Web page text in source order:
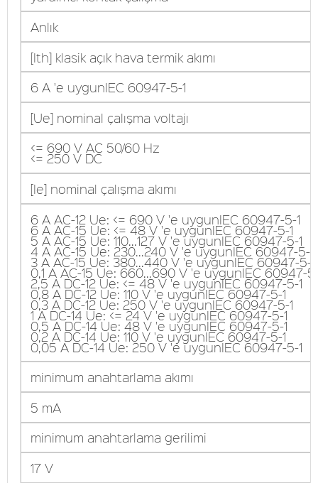
Anlık
[Ith] klasik açık hava termik akımı
6 A 'e uygunIEC 60947-5-1
[Ue] nominal çalışma voltajı
<= 690 V AC 50/60 Hz
<= 250 V DC
[Ie] nominal çalışma akımı
6 A AC-12 Ue: <= 690 V 'e uygunIEC 60947-5-1
6 A AC-15 Ue: <= 48 V 'e uygunIEC 60947-5-1
5 A AC-15 Ue: 110...127 V 'e uygunIEC 60947-5-1
4 A AC-15 Ue: 230...240 V 'e uygunIEC 60947-5-1
3 A AC-15 Ue: 380...440 V 'e uygunIEC 60947-5-1
0,1 A AC-15 Ue: 660...690 V 'e uygunIEC 60947-
2,5 A DC-12 Ue: <= 48 V 'e uygunIEC 60947-5-1
0,8 A DC-12 Ue: 110 V 'e uygunIEC 60947-5-1
0,3 A DC-12 Ue: 250 V 'e uygunIEC 60947-5-1
1 A DC-14 Ue: <= 24 V 'e uygunIEC 60947-5-1
0,5 A DC-14 Ue: 48 V 'e uygunIEC 60947-5-1
0,2 A DC-14 Ue: 110 V 'e uygunIEC 60947-5-1
0,05 A DC-14 Ue: 250 V 'e uygunIEC 60947-5-1
minimum anahtarlama akımı
5 mA
minimum anahtarlama gerilimi
17 V